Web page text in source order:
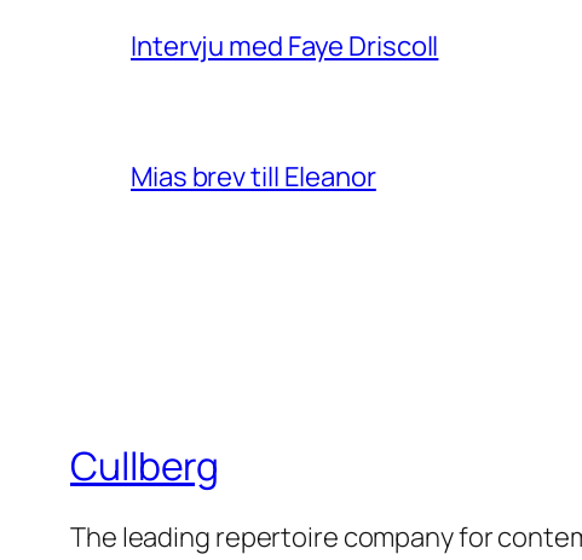
Intervju med Faye Driscoll
Mias brev till Eleanor
Cullberg
The leading repertoire company for